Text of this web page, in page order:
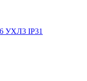
УХЛ3 IP31